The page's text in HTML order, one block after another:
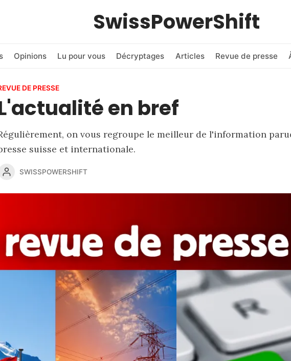
SwissPowerShift
Opinions Lu pour vous Décryptages Articles Revue de presse
DE PRESSE
en bref
on vous regroupe le meilleur de l'information
suisse et internationale.
SWISSPOWERSHIFT